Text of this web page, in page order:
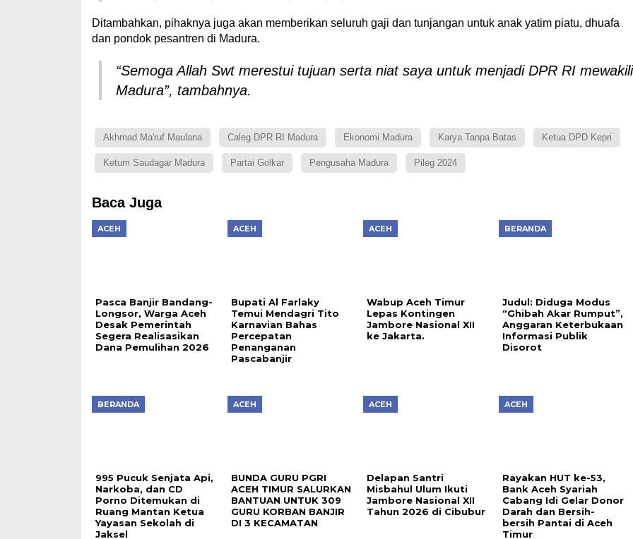
Ditambahkan, pihaknya juga akan memberikan seluruh gaji dan tunjangan untuk anak yatim piatu, dhuafa
dan pondok pesantren di Madura.
“Semoga Allah Swt merestui tujuan serta niat saya untuk menjadi DPR RI mewakili
Madura”, tambahnya.
Akhmad Ma'ruf Maulana Caleg DPR RI Madura Ekonomi Madura Karya Tanpa Batas Ketua DPD Kepri
Ketum Saudagar Madura Partai Golkar Pengusaha Madura Pileg 2024
Baca Juga
ACEH
Pasca Banjir Bandang-
Longsor, Warga Aceh
Desak Pemerintah
Segera Realisasikan
Dana Pemulihan 2026
ACEH
Bupati Al Farlaky
Temui Mendagri Tito
Karnavian Bahas
Percepatan
Penanganan
Pascabanjir
ACEH
Wabup Aceh Timur
Lepas Kontingen
Jambore Nasional XII
ke Jakarta.
BERANDA
Judul: Diduga Modus
“Ghibah Akar Rumput”,
Anggaran Keterbukaan
Informasi Publik
Disorot
BERANDA
995 Pucuk Senjata Api,
Narkoba, dan CD
Porno Ditemukan di
Ruang Mantan Ketua
Yayasan Sekolah di
Jaksel
ACEH
BUNDA GURU PGRI
ACEH TIMUR SALURKAN
BANTUAN UNTUK 309
GURU KORBAN BANJIR
DI 3 KECAMATAN
ACEH
Delapan Santri
Misbahul Ulum Ikuti
Jambore Nasional XII
Tahun 2026 di Cibubur
ACEH
Rayakan HUT ke-53,
Bank Aceh Syariah
Cabang Idi Gelar Donor
Darah dan Bersih-
bersih Pantai di Aceh
Timur